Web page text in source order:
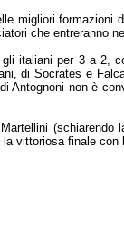
migliori formazioni
che entreranno
italiani per 3 a 2,
di Socrates e
Antognoni non è
vittoriosa finale con